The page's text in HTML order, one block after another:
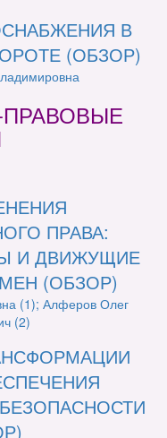
В
(ОБЗОР)
ПРАВА:
И ДВИЖУЩИЕ
(ОБЗОР)
(1); Алферов Олег
(2)